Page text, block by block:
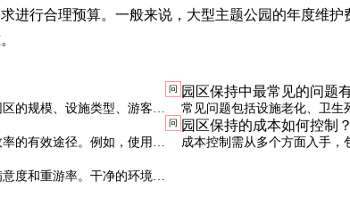
进行合理预算。一般来说，大型主题公园的年度维
的规模、设施类型、游客流
高风险区域，并定期评估效
问 园区保持中最常见的问题
常见问题包括设施老化、卫生
要及时响应和系统化的管理措
的有效途径。例如，使用自
以大幅减少人力成本并提高
问 园区保持的成本如何控制？
成本控制需从多个方面入手，
度和重游率。干净的环境、
价园区的重要因素。